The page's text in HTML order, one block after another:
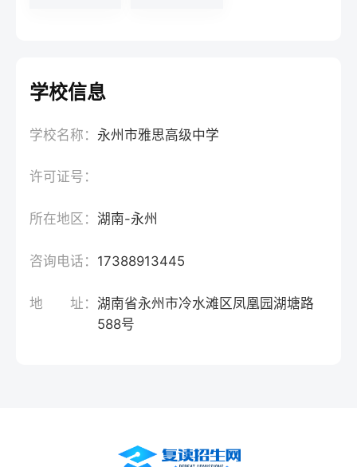
学校信息
学校名称： 永州市雅思高级中学
许可证号：
所在地区：湖南-永州
咨询电话： 17388913445
地 址：湖南省永州市冷水滩区凤凰园湖塘路
588号